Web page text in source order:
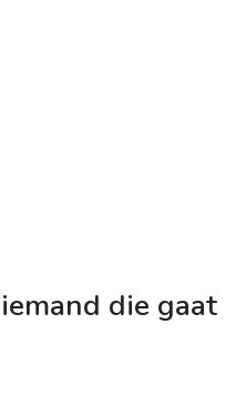
die gaat